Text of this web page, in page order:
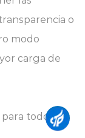
o
modo
carga de
todos los